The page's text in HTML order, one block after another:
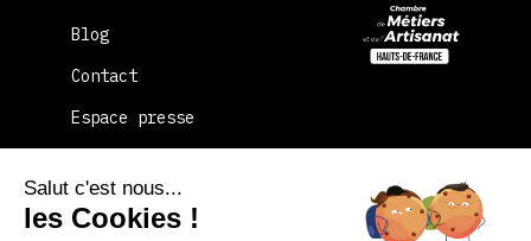
Blog
Contact
Espace presse
La CMA Hauts-de-France
Salut c'est nous...
les Cookies !